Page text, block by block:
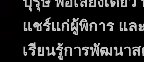
แชร์แก่ผู้พิการ แ
เรียนรู้การพัฒนา